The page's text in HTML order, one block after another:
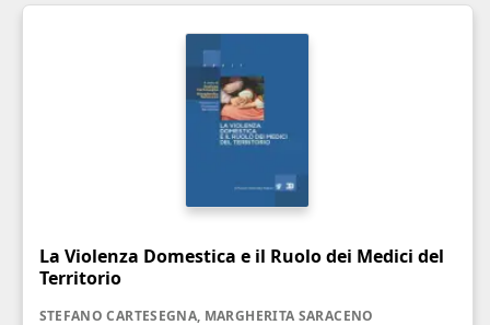
La Violenza Domestica e il Ruolo dei Medici del
Territorio
STEFANO CARTESEGNA, MARGHERITA SARACENO